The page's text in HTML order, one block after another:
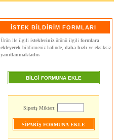
İSTEK BİLDİRİM FORMLARI
Ürün ile ilgili isteklerinizürünü ilgili formlara
ekleyerek bildirmeniz halinde, daha hızlı ve eksiksiz
yanıtlanmaktadır.
BİLGİ FORMUNA EKLE
Sipariş Miktarı: